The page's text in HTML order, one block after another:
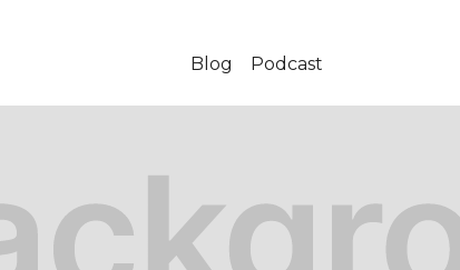
Blog Podcast